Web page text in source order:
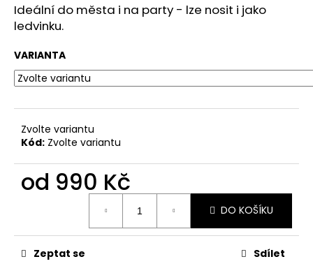
Ideální do města i na party - lze nosit i jako
ledvinku.
VARIANTA
Zvolte variantu
Kód: Zvolte variantu
od 990 Kč
DO KOŠÍKU
Zeptat se Sdílet
HLEDAT
D
o
u
č
u
e